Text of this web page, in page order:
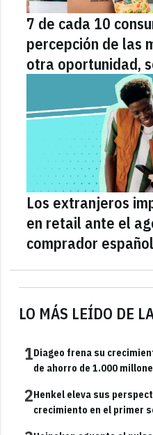
LO MÁS LEÍDO DE
1Diageo frena su
de ahorro de 1.000
2Henkel eleva sus
crecimiento en el primer
7 de cada 10
percepción de las
otra oportunidad,
Los extranjeros
en retail ante el
comprador español